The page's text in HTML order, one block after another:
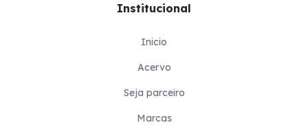
Institucional
Inicio
Acervo
Seja parceiro
Marcas